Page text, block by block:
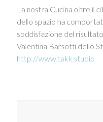
La nostra Cucina oltre il
dello spazio ha
soddisfazione del
Valentina Barsotti dello
http://www.takk.studio